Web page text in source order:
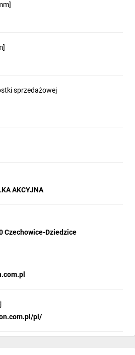
sprzedażowej
AKCYJNA
Czechowice-Dziedzice
pl/